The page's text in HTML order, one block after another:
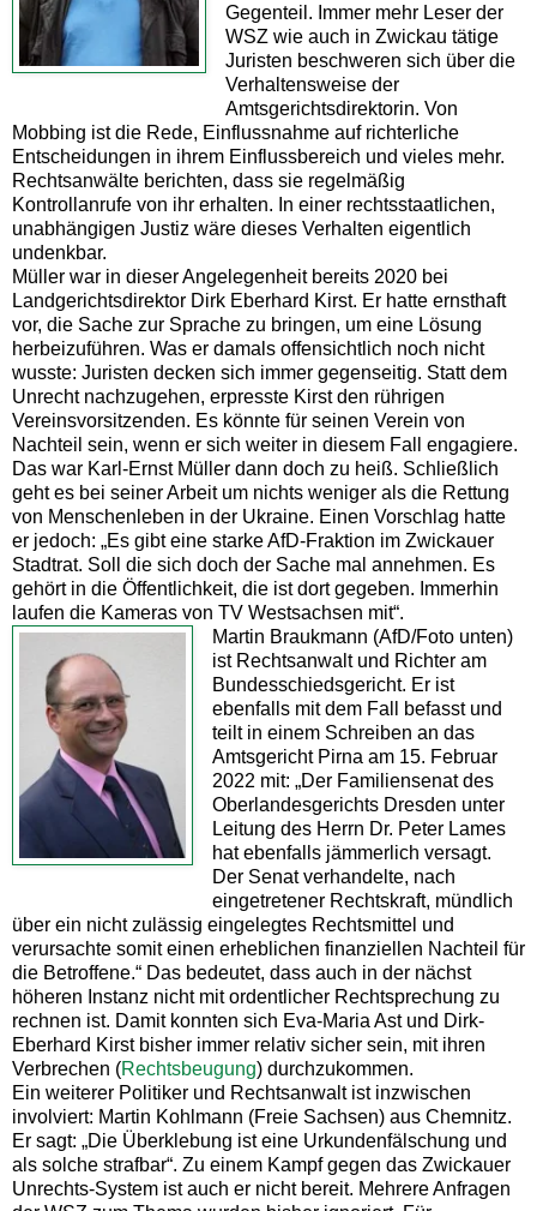
Gegenteil. Immer mehr Leser der
WSZ wie auch in Zwickau tätige
Juristen beschweren sich über die
Verhaltensweise der
Amtsgerichtsdirektorin. Von
Mobbing ist die Rede, Einflussnahme auf richterliche
Entscheidungen in ihrem Einflussbereich und vieles mehr.
Rechtsanwälte berichten, dass sie regelmäßig
Kontrollanrufe von ihr erhalten. In einer rechtsstaatlichen,
unabhängigen Justiz wäre dieses Verhalten eigentlich
undenkbar.
Müller war in dieser Angelegenheit bereits 2020 bei
Landgerichtsdirektor Dirk Eberhard Kirst. Er hatte ernsthaft
vor, die Sache zur Sprache zu bringen, um eine Lösung
herbeizuführen. Was er damals offensichtlich noch nicht
wusste: Juristen decken sich immer gegenseitig. Statt dem
Unrecht nachzugehen, erpresste Kirst den rührigen
Vereinsvorsitzenden. Es könnte für seinen Verein von
Nachteil sein, wenn er sich weiter in diesem Fall engagiere.
Das war Karl-Ernst Müller dann doch zu heiß. Schließlich
geht es bei seiner Arbeit um nichts weniger als die Rettung
von Menschenleben in der Ukraine. Einen Vorschlag hatte
er jedoch: „Es gibt eine starke AfD-Fraktion im Zwickauer
Stadtrat. Soll die sich doch der Sache mal annehmen. Es
gehört in die Öffentlichkeit, die ist dort gegeben. Immerhin
laufen die Kameras von TV Westsachsen mit“.
Martin Braukmann (AfD/Foto unten)
ist Rechtsanwalt und Richter am
Bundesschiedsgericht. Er ist
ebenfalls mit dem Fall befasst und
teilt in einem Schreiben an das
Amtsgericht Pirna am 15. Februar
2022 mit: „Der Familiensenat des
Oberlandesgerichts Dresden unter
Leitung des Herrn Dr. Peter Lames
hat ebenfalls jämmerlich versagt.
Der Senat verhandelte, nach
eingetretener Rechtskraft, mündlich
über ein nicht zulässig eingelegtes Rechtsmittel und
verursachte somit einen erheblichen finanziellen Nachteil für
die Betroffene.“ Das bedeutet, dass auch in der nächst
höheren Instanz nicht mit ordentlicher Rechtsprechung zu
rechnen ist. Damit konnten sich Eva-Maria Ast und Dirk-
Eberhard Kirst bisher immer relativ sicher sein, mit ihren
Verbrechen (Rechtsbeugung) durchzukommen.
Ein weiterer Politiker und Rechtsanwalt ist inzwischen
involviert: Martin Kohlmann (Freie Sachsen) aus Chemnitz.
Er sagt: „Die Überklebung ist eine Urkundenfälschung und
als solche strafbar“. Zu einem Kampf gegen das Zwickauer
Unrechts-System ist auch er nicht bereit. Mehrere Anfragen